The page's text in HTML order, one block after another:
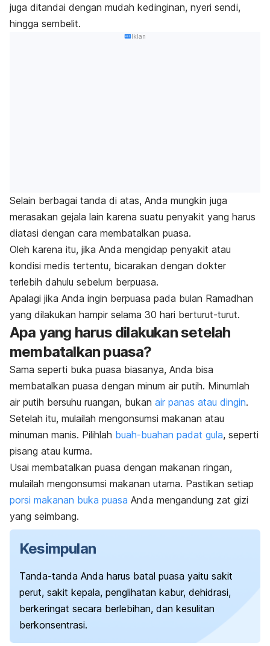
juga ditandai dengan mudah kedinginan, nyeri sendi,
hingga sembelit.
Iklan
Selain berbagai tanda di atas, Anda mungkin juga
merasakan gejala lain karena suatu penyakit yang harus
diatasi dengan cara membatalkan puasa.
Oleh karena itu, jika Anda mengidap penyakit atau
kondisi medis tertentu, bicarakan dengan dokter
terlebih dahulu sebelum berpuasa.
Apalagi jika Anda ingin berpuasa pada bulan Ramadhan
yang dilakukan hampir selama 30 hari berturut-turut.
Apa yang harus dilakukan setelah
membatalkan puasa?
Sama seperti buka puasa biasanya, Anda bisa
membatalkan puasa dengan minum air putih. Minumlah
air putih bersuhu ruangan, bukan air panas atau dingin.
Setelah itu, mulailah mengonsumsi makanan atau
minuman manis. Pilihlah buah-buahan padat gula, seperti
pisang atau kurma.
Usai membatalkan puasa dengan makanan ringan,
mulailah mengonsumsi makanan utama. Pastikan setiap
porsi makanan buka puasa Anda mengandung zat gizi
yang seimbang.
Kesimpulan
Tanda-tanda Anda harus batal puasa yaitu sakit
perut, sakit kepala, penglihatan kabur, dehidrasi,
berkeringat secara berlebihan, dan kesulitan
berkonsentrasi.